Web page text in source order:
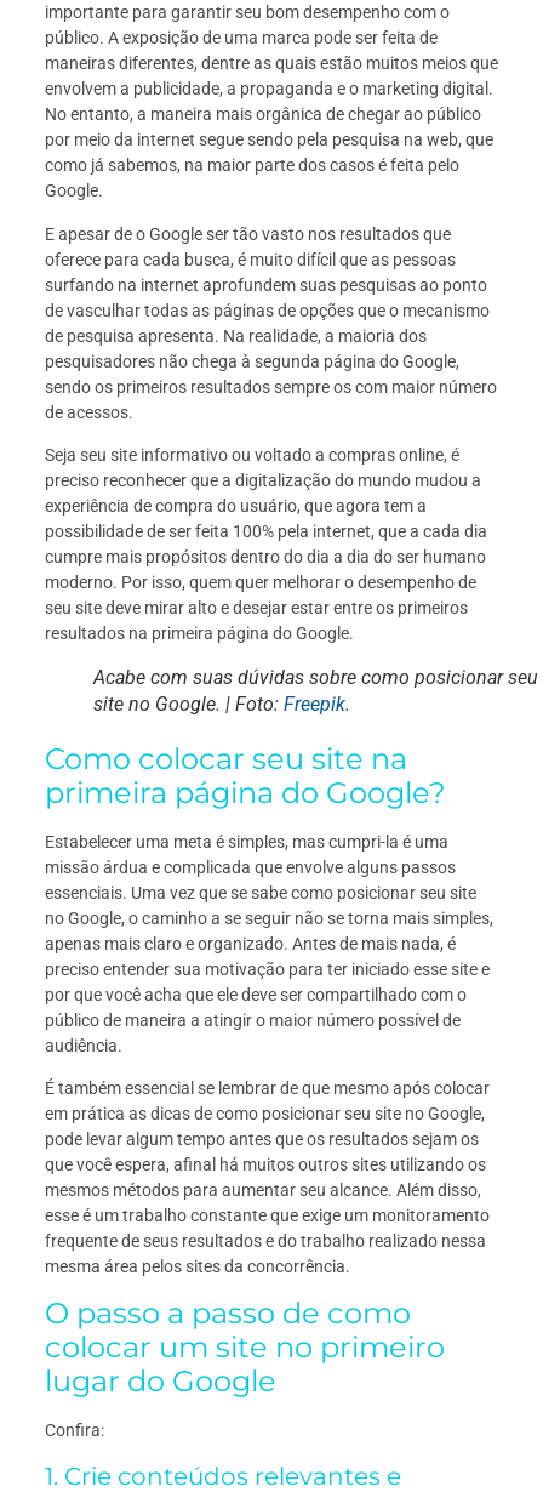
importante para garantir seu bom desempenho com o
público. A exposição de uma marca pode ser feita de
maneiras diferentes, dentre as quais estão muitos meios que
envolvem a publicidade, a propaganda e o marketing digital.
No entanto, a maneira mais orgânica de chegar ao público
por meio da internet segue sendo pela pesquisa na web, que
como já sabemos, na maior parte dos casos é feita pelo
Google.
E apesar de o Google ser tão vasto nos resultados que
oferece para cada busca, é muito difícil que as pessoas
surfando na internet aprofundem suas pesquisas ao ponto
de vasculhar todas as páginas de opções que o mecanismo
de pesquisa apresenta. Na realidade, a maioria dos
pesquisadores não chega à segunda página do Google,
sendo os primeiros resultados sempre os com maior número
de acessos.
Seja seu site informativo ou voltado a compras online, é
preciso reconhecer que a digitalização do mundo mudou a
experiência de compra do usuário, que agora tem a
possibilidade de ser feita 100% pela internet, que a cada dia
cumpre mais propósitos dentro do dia a dia do ser humano
moderno. Por isso, quem quer melhorar o desempenho de
seu site deve mirar alto e desejar estar entre os primeiros
resultados na primeira página do Google.
Acabe com suas dúvidas sobre como posicionar seu
site no Google. | Foto: Freepik.
Como colocar seu site na
primeira página do Google?
Estabelecer uma meta é simples, mas cumpri-la é uma
missão árdua e complicada que envolve alguns passos
essenciais. Uma vez que se sabe como posicionar seu site
no Google, o caminho a se seguir não se torna mais simples,
apenas mais claro e organizado. Antes de mais nada, é
preciso entender sua motivação para ter iniciado esse site e
por que você acha que ele deve ser compartilhado com o
público de maneira a atingir o maior número possível de
audiência.
É também essencial se lembrar de que mesmo após colocar
em prática as dicas de como posicionar seu site no Google,
pode levar algum tempo antes que os resultados sejam os
que você espera, afinal há muitos outros sites utilizando os
mesmos métodos para aumentar seu alcance. Além disso,
esse é um trabalho constante que exige um monitoramento
frequente de seus resultados e do trabalho realizado nessa
mesma área pelos sites da concorrência.
O passo a passo de como
colocar um site no primeiro
lugar do Google
Confira:
1. Crie conteúdos relevantes e